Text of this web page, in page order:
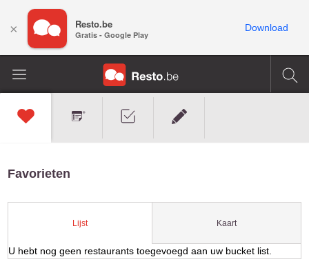
Favorieten
Lijst Kaart
U hebt nog geen restaurants toegevoegd aan uw bucket list.
× Resto.be
Gratis - Google Play
Download